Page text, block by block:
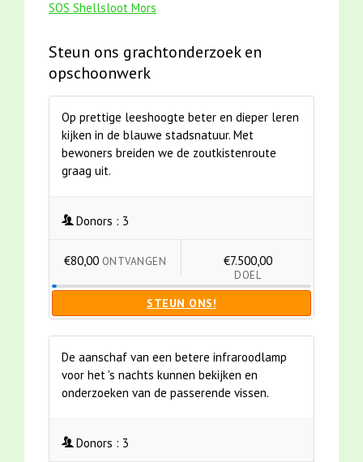
SOS Shellsloot Mors
Steun ons grachtonderzoek en
opschoonwerk
Op prettige leeshoogte beter en dieper leren
kijken in de blauwe stadsnatuur. Met
bewoners breiden we de zoutkistenroute
graag uit.
Donors : 3
€80,00 ONTVANGEN €7.500,00
DOEL
STEUN ONS!
De aanschaf van een betere infraroodlamp
voor het 's nachts kunnen bekijken en
onderzoeken van de passerende vissen.
Donors : 3